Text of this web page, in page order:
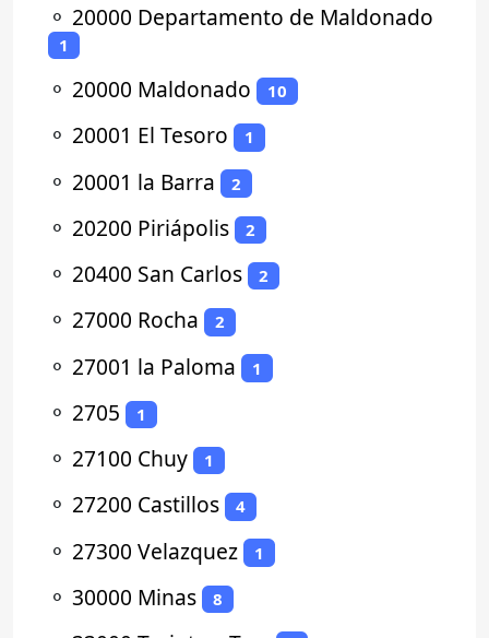
⚬ 20000 Departamento de Maldonado
1
⚬ 20000 Maldonado 10
⚬ 20001 El Tesoro 1
⚬ 20001 la Barra 2
⚬ 20200 Piriápolis 2
⚬ 20400 San Carlos 2
⚬ 27000 Rocha 2
⚬ 27001 la Paloma 1
⚬ 2705 1
⚬ 27100 Chuy 1
⚬ 27200 Castillos 4
⚬ 27300 Velazquez 1
⚬ 30000 Minas 8